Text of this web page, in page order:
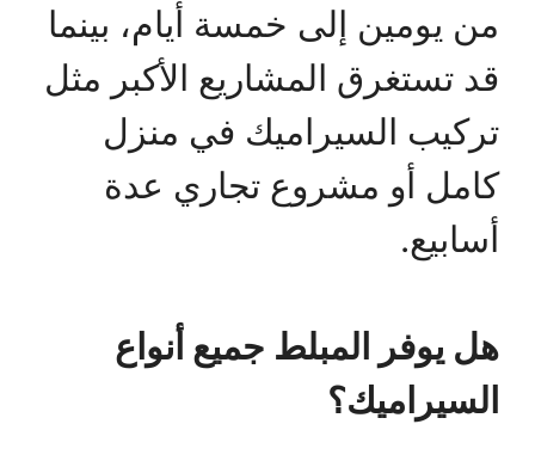
من يومين إلى خمسة أيام، بينما
قد تستغرق المشاريع الأكبر مثل
تركيب السيراميك في منزل
كامل أو مشروع تجاري عدة
أسابيع.
هل يوفر المبلط جميع أنواع
السيراميك؟